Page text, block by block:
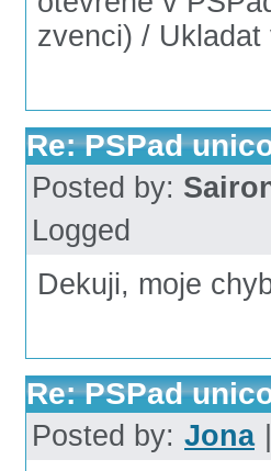
zvenci) /
Re: PSPad
Posted by:
Logged
Dekuji, moje
Re: PSPad
Posted by: Jona